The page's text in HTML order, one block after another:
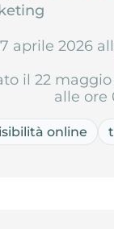
aprile 2026
il 22 maggio
alle ore
online